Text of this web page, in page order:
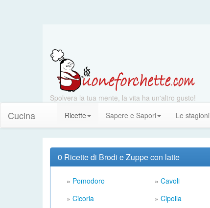
Spolvera la tua mente, la vita ha un'altro gusto!
Cucina Ricette Sapere e Sapori Le stagioni
0 Ricette di Brodi e Zuppe con latte
» Pomodoro » Cavoli
» Cicoria » Cipolla